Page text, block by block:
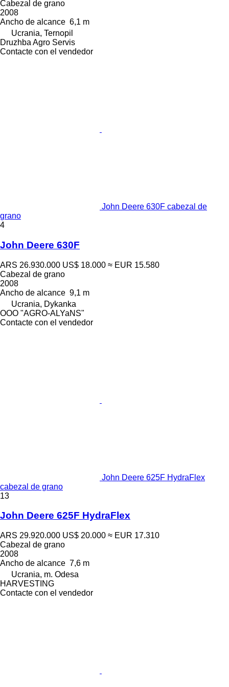
Cabezal de grano
2008
Ancho de alcance 6,1 m
Ucrania, Ternopil
Druzhba Agro Servis
Contacte con el vendedor
John Deere 630F cabezal de
grano
4
John Deere 630F
ARS 26.930.000 US$ 18.000 ≈ EUR 15.580
Cabezal de grano
2008
Ancho de alcance 9,1 m
Ucrania, Dykanka
OOO "AGRO-ALYaNS"
Contacte con el vendedor
John Deere 625F HydraFlex
cabezal de grano
13
John Deere 625F HydraFlex
ARS 29.920.000 US$ 20.000 ≈ EUR 17.310
Cabezal de grano
2008
Ancho de alcance 7,6 m
Ucrania, m. Odesa
HARVESTING
Contacte con el vendedor